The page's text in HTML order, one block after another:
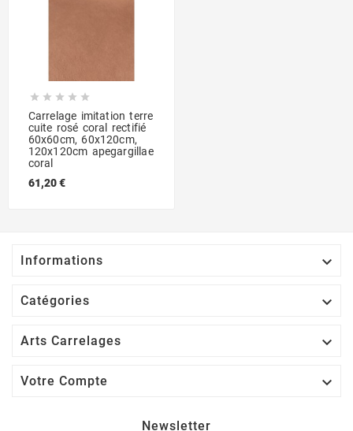
    
Carrelage imitation terre
cuite rosé coral rectifié
60x60cm, 60x120cm,
120x120cm apegargillae
coral
61,20 €
Informations 
Catégories 
Arts Carrelages 
Votre Compte 
Newsletter